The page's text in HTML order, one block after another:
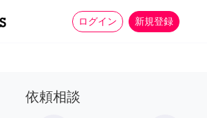
ログイン 新規登録
家事 more_horiz
依頼相談